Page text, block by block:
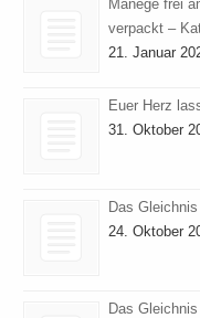
Manege frei
verpackt –
21. Januar
Euer Herz
31. Oktober
Das
24. Oktober
Das